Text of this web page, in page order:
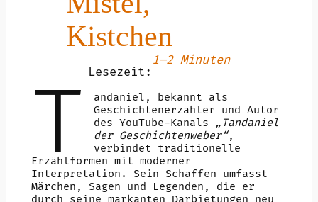
Kistchen
Lesezeit:
1–2 Minuten
T
andaniel, bekannt als
Geschichtenerzähler und Autor
des YouTube-Kanals „Tandaniel
der Geschichtenweber“,
verbindet traditionelle
Erzählformen mit moderner
Interpretation. Sein Schaffen umfasst
Märchen, Sagen und Legenden, die er
durch seine markanten Darbietungen neu